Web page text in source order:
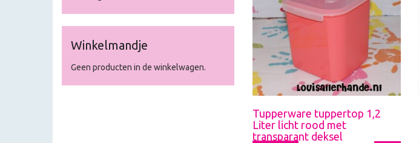
Winkelmandje
Geen producten in de winkelwagen.
Tupperware tuppertop 1,2
Liter licht rood met
transparant deksel